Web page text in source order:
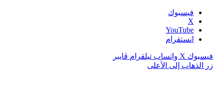
فيسبوك
‫X
‫YouTube
انستقرام
فيسبوك ‫X واتساب تيلقرام ڤايبر
زر الذهاب إلى الأعلى